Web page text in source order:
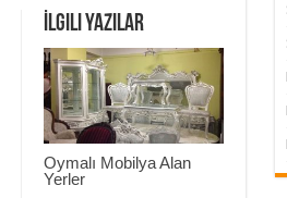
İlgili Yazılar
Oymalı Mobilya Alan
Yerler